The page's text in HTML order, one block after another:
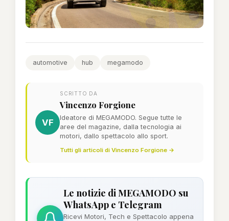
automotive hub megamodo
VF
SCRITTO DA
Vincenzo Forgione
Ideatore di MEGAMODO. Segue tutte le
aree del magazine, dalla tecnologia ai
motori, dallo spettacolo allo sport.
Tutti gli articoli di Vincenzo Forgione →
Le notizie di MEGAMODO su
WhatsApp e Telegram
Ricevi Motori, Tech e Spettacolo appena